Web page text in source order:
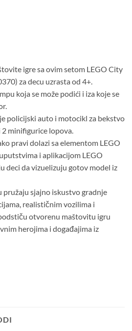
igre sa ovim setom LEGO City
za decu uzrasta od 4+.
koja se može podići i iza koje se
policijski auto i motocikl za bekstvo
2 minifigurice lopova.
pravi dolazi sa elementom LEGO
i aplikacijom LEGO
deci da vizuelizuju gotov model iz
pružaju sjajno iskustvo gradnje
realističnim vozilima i
otvorenu maštovitu igru
herojima i događajima iz